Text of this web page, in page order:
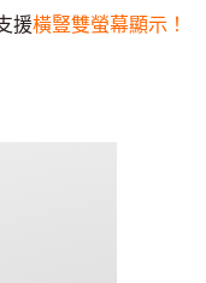
援橫豎雙螢幕顯示！